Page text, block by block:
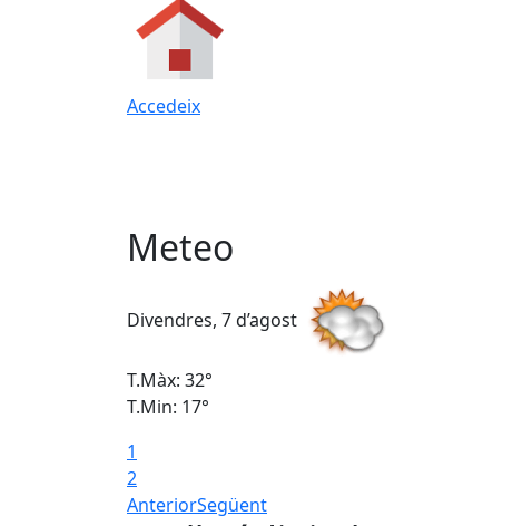
Accedeix
Meteo
Divendres, 7 d’agost
T.Màx: 32°
T.Min: 17°
1
2
AnteriorSegüent